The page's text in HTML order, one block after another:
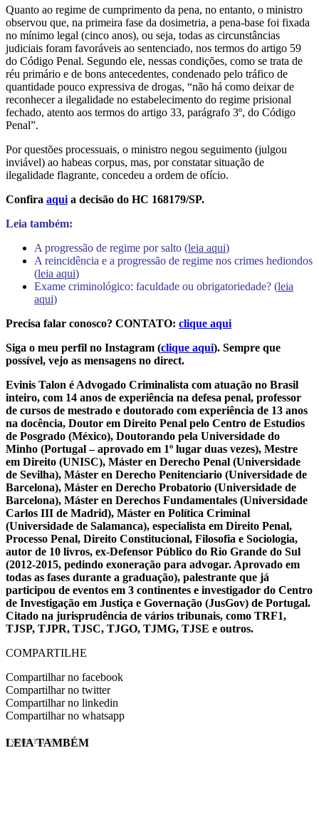
Quanto ao regime de cumprimento da pena, no entanto, o ministro
observou que, na primeira fase da dosimetria, a pena-base foi fixada
no mínimo legal (cinco anos), ou seja, todas as circunstâncias
judiciais foram favoráveis ao sentenciado, nos termos do artigo 59
do Código Penal. Segundo ele, nessas condições, como se trata de
réu primário e de bons antecedentes, condenado pelo tráfico de
quantidade pouco expressiva de drogas, “não há como deixar de
reconhecer a ilegalidade no estabelecimento do regime prisional
fechado, atento aos termos do artigo 33, parágrafo 3º, do Código
Penal”.
Por questões processuais, o ministro negou seguimento (julgou
inviável) ao habeas corpus, mas, por constatar situação de
ilegalidade flagrante, concedeu a ordem de ofício.
Confira aqui a decisão do HC 168179/SP.
Leia também:
A progressão de regime por salto (leia aqui)
A reincidência e a progressão de regime nos crimes hediondos
(leia aqui)
Exame criminológico: faculdade ou obrigatoriedade? (leia
aqui)
Precisa falar conosco? CONTATO: clique aqui
Siga o meu perfil no Instagram (clique aqui). Sempre que
possível, vejo as mensagens no direct.
Evinis Talon é Advogado Criminalista com atuação no Brasil
inteiro, com 14 anos de experiência na defesa penal, professor
de cursos de mestrado e doutorado com experiência de 13 anos
na docência, Doutor em Direito Penal pelo Centro de Estudios
de Posgrado (México), Doutorando pela Universidade do
Minho (Portugal – aprovado em 1º lugar duas vezes), Mestre
em Direito (UNISC), Máster en Derecho Penal (Universidade
de Sevilha), Máster en Derecho Penitenciario (Universidade de
Barcelona), Máster en Derecho Probatorio (Universidade de
Barcelona), Máster en Derechos Fundamentales (Universidade
Carlos III de Madrid), Máster en Política Criminal
(Universidade de Salamanca), especialista em Direito Penal,
Processo Penal, Direito Constitucional, Filosofia e Sociologia,
autor de 10 livros, ex-Defensor Público do Rio Grande do Sul
(2012-2015, pedindo exoneração para advogar. Aprovado em
todas as fases durante a graduação), palestrante que já
participou de eventos em 3 continentes e investigador do Centro
de Investigação em Justiça e Governação (JusGov) de Portugal.
Citado na jurisprudência de vários tribunais, como TRF1,
TJSP, TJPR, TJSC, TJGO, TJMG, TJSE e outros.
COMPARTILHE
Compartilhar no facebook
Compartilhar no twitter
Compartilhar no linkedin
Compartilhar no whatsapp
EVINIS TALON
LEIA TAMBÉM